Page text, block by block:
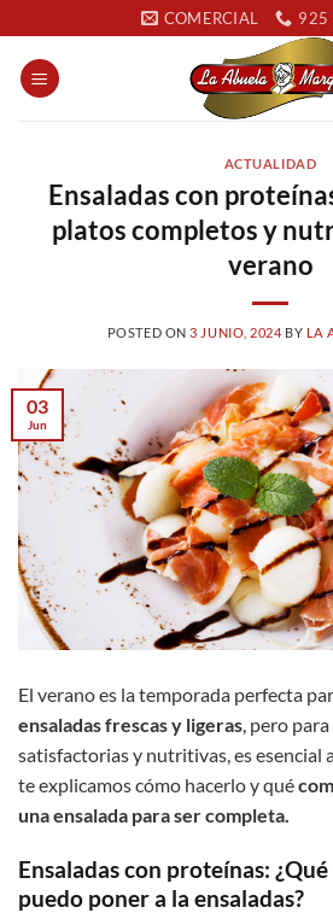
al
contenido
COMERCIAL 925
ACTUALIDAD
Ensaladas con
platos completos y
verano
POSTED ON 3 JUNIO, 2024 BY LA
03
Jun
El verano es la temporada perfecta
ensaladas frescas y ligeras, pero
satisfactorias y nutritivas, es esencial
te explicamos cómo hacerlo y qué
una ensalada para ser completa.
Ensaladas con proteínas:
puedo poner a la ensaladas?